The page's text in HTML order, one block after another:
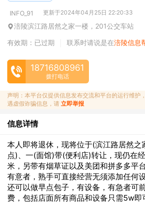
INFO_91 更新于2024年04月25日 22:20:33
涪陵滨江路居然之家一楼，201公交车站
有效期：已过期
联系时请说是在涪陵信息
18716808961
拨打电话
声明：本平台仅提供信息发布交流和平台的运行维护
遇虚假诈骗信息，请 立即举报
信息详情
本人即将退休，现将位于(滨江路居然之
点)、一(面馆)带(便利店)转让，现仍在
米，另带有烟草证以及美团和拼多多平
有意者，熟手可直接经营无须添加任何
还可以做早点包子，有设备，有急者可
费，包括店面所有商品和设备只需5w即